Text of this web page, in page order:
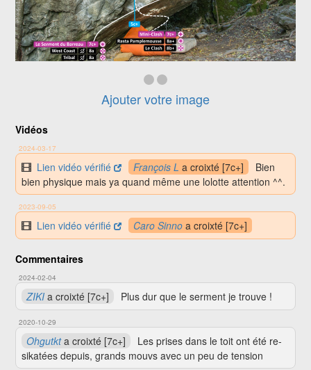
Ajouter votre image
Vidéos
2024-03-17
Lien vidéo vérifié François L a croixté [7c+]
Bien
bien physique mais ya quand même une lolotte attention ^^.
2023-09-05
Lien vidéo vérifié Caro Sinno a croixté [7c+]
Commentaires
2024-02-04
ZIKIa croixté [7c+] Plus dur que le serment je trouve !
2020-10-29
Ohgutkta croixté [7c+]
Les prises dans le toit ont été re-
sikatées depuis, grands mouvs avec un peu de tension